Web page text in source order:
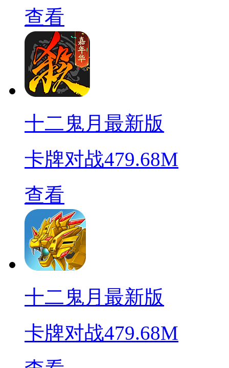
查看
十二鬼月最新版
卡牌对战479.68M
查看
十二鬼月最新版
卡牌对战479.68M